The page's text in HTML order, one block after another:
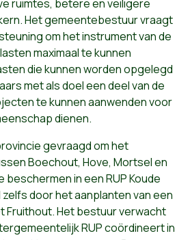
ruimtes, betere en veiligere
Het gemeentebestuur vraagt
om het instrument van de
maximaal te kunnen
die kunnen worden opgelegd
met als doel een deel van de
te kunnen aanwenden voor
dienen.
gevraagd om het
Boechout, Hove, Mortsel en
beschermen in een RUP Koude
door het aanplanten van een
Fruithout. Het bestuur verwacht
RUP coördineert in